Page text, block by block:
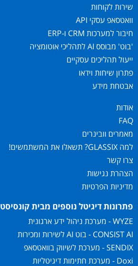
שירות לקוחות
וואטסאפ עסקי API
חיבור למערכות CRM ו-ERP
'בוט' מבוסס AI לתהליכי אוטומציה
ייעול תהליכים עסקיים
פתרון שיחות וידאו
אבטחת מידע
אודות
FAQ
מאמרים וובינרים
למה GLASSIX? תשאלו את המשתמשים!
צרו קשר
הצהרת נגישות
מדיניות הפרטיות
פתרונות דיגיטל נוספים מבית קונסיסט
WYZE - מערכת ניהול ידע ארגונית
CONSIST AI - בוט AI לשירות ומכירות
SENDIX - מערכת לשיווק בוואטסאפ
Doxi - מערכת חתימות דיגיטליות